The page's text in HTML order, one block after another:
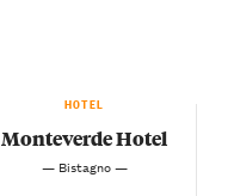
HOTEL
Monteverde Hotel
— Bistagno —